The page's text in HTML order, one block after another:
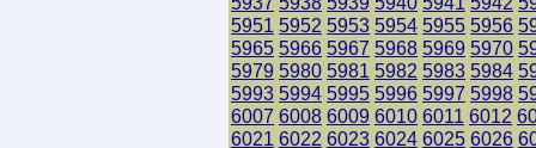
5951 5952 5953 5954 5955 5956
5965 5966 5967 5968 5969 5970
5979 5980 5981 5982 5983 5984
5993 5994 5995 5996 5997 5998
6007 6008 6009 6010 6011 6012
6021 6022 6023 6024 6025 6026